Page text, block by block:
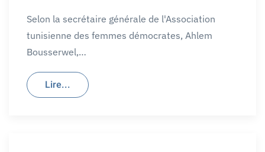
Selon la secrétaire générale de l'Association
tunisienne des femmes démocrates, Ahlem
Bousserwel,…
Lire...